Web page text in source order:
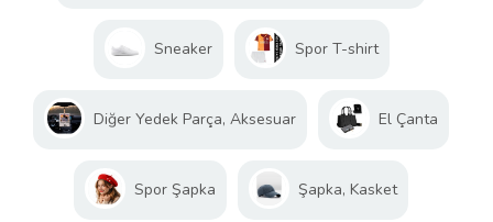
Sneaker Spor T-shirt
Diğer Yedek Parça, Aksesuar El Çanta
Spor Şapka Şapka, Kasket